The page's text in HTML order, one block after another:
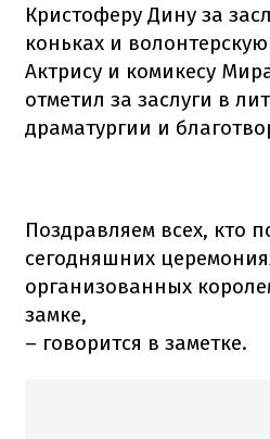
Кристоферу Дину за
коньках и
Актрису и комикесу
отметил за заслуги в
драматургии и
Поздравляем всех, кто
сегодняшних
организованных
замке,
– говорится в заметке.